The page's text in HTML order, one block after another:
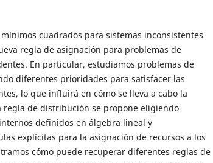
cuadrados para sistemas inconsistentes
regla de asignación para problemas de
En particular, estudiamos problemas de
diferentes prioridades para satisfacer las
lo que influirá en cómo se lleva a cabo la
regla de distribución se propone eligiendo
definidos en álgebra lineal y
explícitas para la asignación de recursos a los
cómo puede recuperar diferentes reglas de